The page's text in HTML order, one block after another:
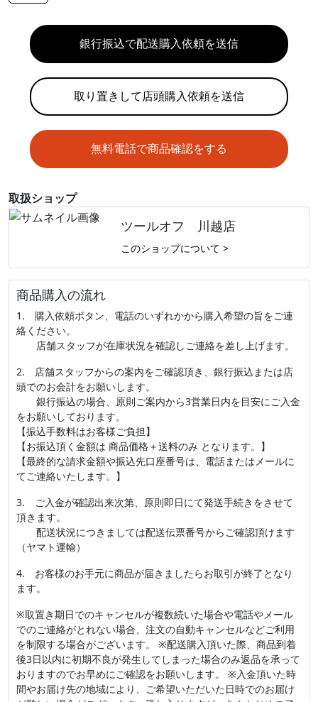
銀行振込で配送購入依頼を送信
取り置きして店頭購入依頼を送信
無料電話で商品確認をする
取扱ショップ
ツールオフ 川越店
このショップについて >
商品購入の流れ
1. 購入依頼ボタン、電話のいずれかから購入希望の旨をご連
絡ください。
店舗スタッフが在庫状況を確認しご連絡を差し上げます。
2. 店舗スタッフからの案内をご確認頂き、銀行振込または店
頭でのお会計をお願いします。
銀行振込の場合、原則ご案内から3営業日内を目安にご入金
をお願いしております。
【振込手数料はお客様ご負担】
【お振込頂く金額は 商品価格＋送料のみ となります。】
【最終的な請求金額や振込先口座番号は、電話またはメールに
てご連絡いたします。】
3. ご入金が確認出来次第、原則即日にて発送手続きをさせて
頂きます。
配送状況につきましては配送伝票番号からご確認頂けます
（ヤマト運輸）
4. お客様のお手元に商品が届きましたらお取引が終了となり
ます。
※取置き期日でのキャンセルが複数続いた場合や電話やメール
でのご連絡がとれない場合、注文の自動キャンセルなどご利用
を制限する場合がございます。 ※配送購入頂いた際、商品到着
後3日以内に初期不良が発生してしまった場合のみ返品を承って
おりますのでお早めにご確認をお願いします。 ※入金頂いた時
間やお届け先の地域により、ご希望いただいた日時でのお届け